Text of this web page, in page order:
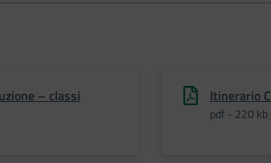
– classi
Itinerario
pdf - 220 kb